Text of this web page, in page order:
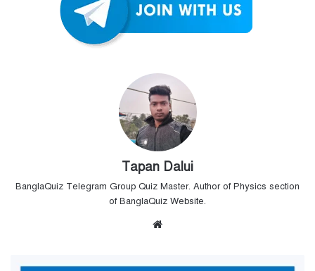
Tapan Dalui
BanglaQuiz Telegram Group Quiz Master. Author of Physics section
of BanglaQuiz Website.